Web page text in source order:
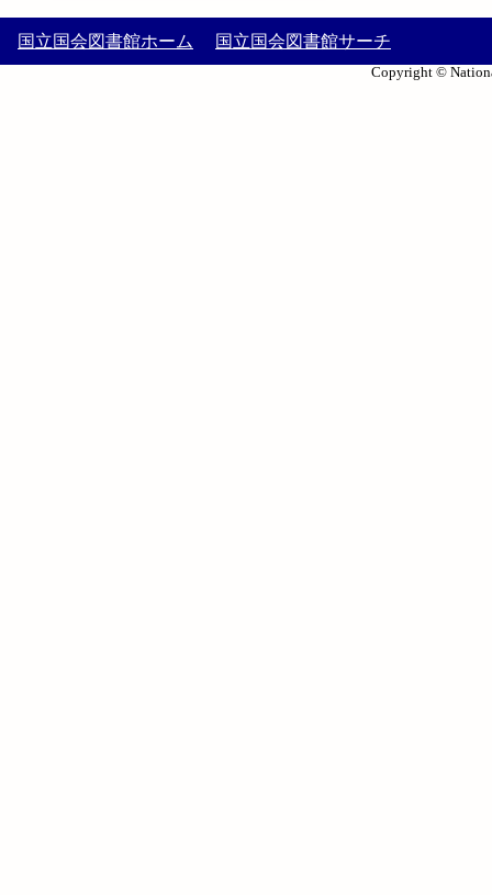
国立国会図書館ホーム 国立国会図書館サーチ
Copyright ©